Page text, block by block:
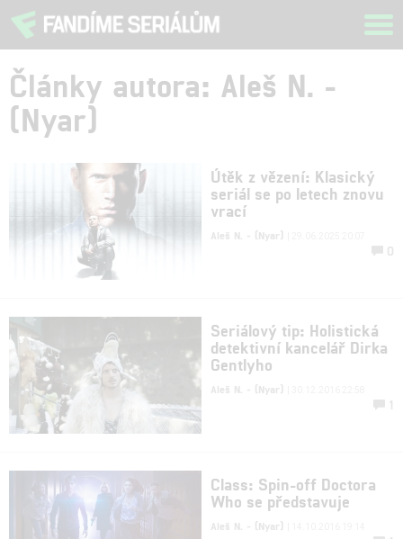
Články autora: Aleš N. -
(Nyar)
Útěk z vězení: Klasický
seriál se po letech znovu
vrací
Aleš N. - (Nyar)
0
Seriálový tip: Holistická
detektivní kancelář Dirka
Gentlyho
Aleš N. - (Nyar)
1
Class: Spin-off Doctora
Who se představuje
Aleš N. - (Nyar)